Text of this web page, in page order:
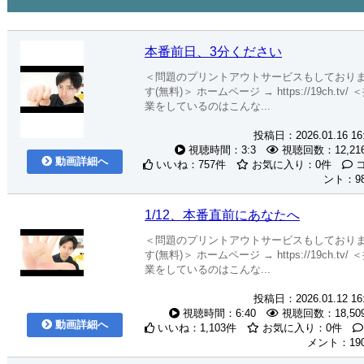
動画詳細へ
本番前日、3分ください
＜問題のプリントアウトサービスもしており
す(無料)＞ ホームページ → https://19ch.tv/ ＜
業をしているのはこんな...
投稿日：2026.01.16
視聴時間：3:3
視聴回数：
いいね：757件
お気に入り：0件
ント：
動画詳細へ
1/12、本番直前にあなたへ
＜問題のプリントアウトサービスもしており
す(無料)＞ ホームページ → https://19ch.tv/ ＜
業をしているのはこんな...
投稿日：2026.01.12
視聴時間：6:40
視聴回数：
いいね：1,103件
お気に入り：0件
メント：